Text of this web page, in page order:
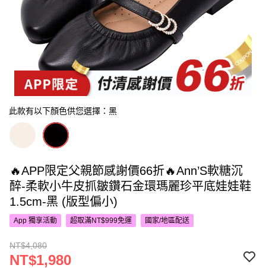
此款有以下顏色供您選擇：黑
🔥APP限定父親節感謝價66折🔥Ann’S軟糖沉
醉-柔軟小牛皮抓皺鑽石金環瑪麗珍平底娃娃鞋
1.5cm-黑 (版型偏小)
App 獨享活動 超取滿NT$999免運 國家/地區配送
NT$4,080
NT$1,980